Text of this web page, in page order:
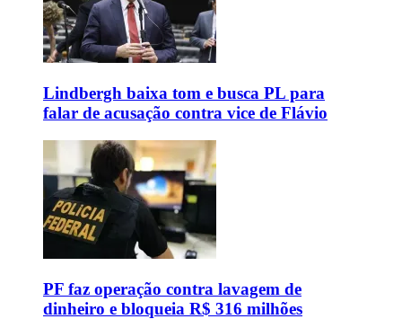
Lindbergh baixa tom e busca PL para
falar de acusação contra vice de Flávio
PF faz operação contra lavagem de
dinheiro e bloqueia R$ 316 milhões